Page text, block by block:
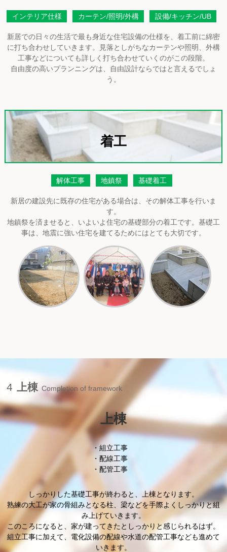
インテリア仕様 カーテン/照明/外構 設備/キッチン/UB
新居での日々の生活で最も身近な住宅設備の仕様を、着工前に綿密
に打ち合わせしていきます。見落としがちなカーテンや照明、外構
工事などについても詳しく打ち合わせていくのがこの段階。
自由度の高いプランニングは、自由設計ならではと言えるでしょ
う。
着工
解体工事 地鎮祭 基礎着工
新居の建設先に既存の住宅がある場合は、その解体工事を行いま
す。
地鎮祭を済ませると、いよいよ住宅の基礎部分の着工です。基礎工
事は、地震に強い住宅を建てるためにはとても大切です。
4 上棟 Completion of framework
上棟
組立工事
配線工事
配管工事
しっかりした基礎工事が終わると、上棟となります。
熟練の大工が家の骨組みとなる柱、梁などを手際よくしっかりと組
み上げていきます。
このころになると、家が建ってきたとしっかりと感じられるはず。
組立工事に加えて、電化設備の配線や水道の配管工事なども進めて
いきます。